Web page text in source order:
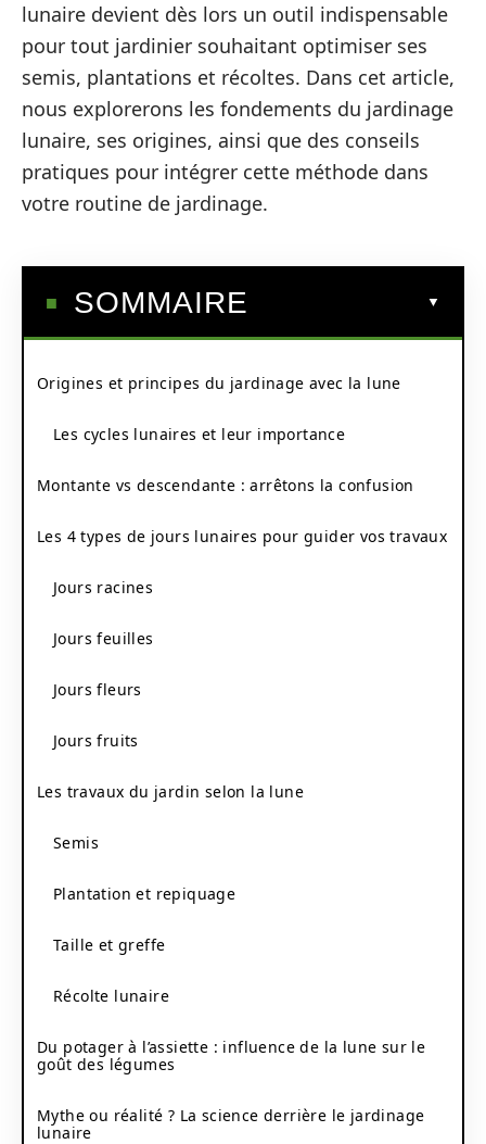
lunaire devient dès lors un outil indispensable
pour tout jardinier souhaitant optimiser ses
semis, plantations et récoltes. Dans cet article,
nous explorerons les fondements du jardinage
lunaire, ses origines, ainsi que des conseils
pratiques pour intégrer cette méthode dans
votre routine de jardinage.
SOMMAIRE
Origines et principes du jardinage avec la lune
Les cycles lunaires et leur importance
Montante vs descendante : arrêtons la confusion
Les 4 types de jours lunaires pour guider vos travaux
Jours racines
Jours feuilles
Jours fleurs
Jours fruits
Les travaux du jardin selon la lune
Semis
Plantation et repiquage
Taille et greffe
Récolte lunaire
Du potager à l’assiette : influence de la lune sur le
goût des légumes
Mythe ou réalité ? La science derrière le jardinage
lunaire